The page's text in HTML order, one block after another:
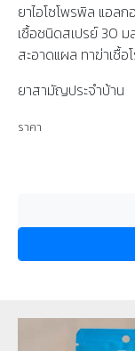
ยาไอโซโพรพิล แอล
เชื้อชนิดสเปรย์ 30 ม
สะอาดแผล ทาฆ่าเชื้
ยาสามัญประจำบ้าน
ราคา